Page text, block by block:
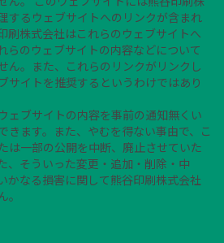
するウェブサイトへのリンクが含まれ
刷株式会社はこれらのウェブサイトへ
らのウェブサイトの内容などについて
ん。また、これらのリンクがリンクし
サイトを推奨するというわけではあり
ェブサイトの内容を事前の通知無くい
きます。また、やむを得ない事由で、こ
は一部の公開を中断、廃止させていた
、そういった変更・追加・削除・中
かなる損害に関して熊谷印刷株式会社